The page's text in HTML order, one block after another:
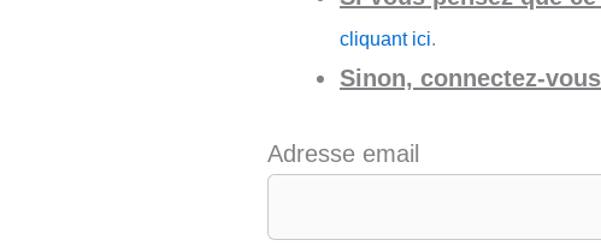
cliquant ici.
Sinon, connectez-
Adresse email